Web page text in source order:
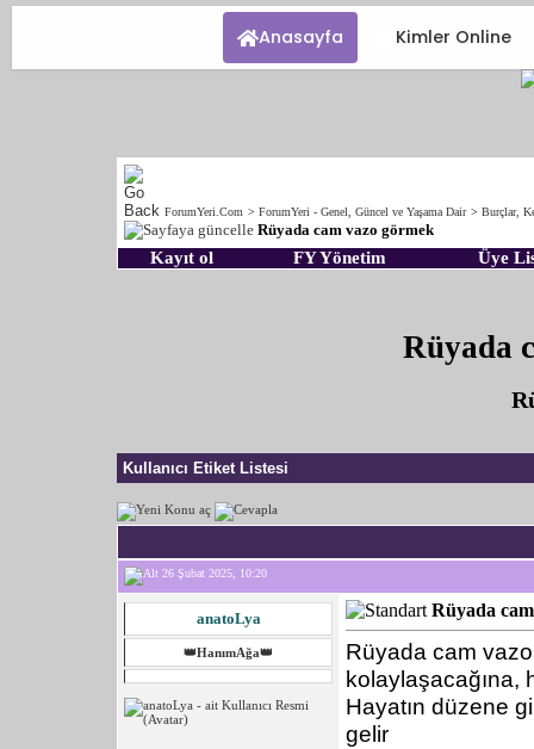
Anasayfa Kimler Online
ForumYeri.Com > ForumYeri - Genel, Güncel ve Yaşama Dair > Burçlar,
Rüyada cam vazo görmek
Kayıt ol FY Yönetim Üye
Rüyada
Kullanıcı Etiket Listesi
26 Şubat 2025, 10:20
anatoLya
👑HanımAğa👑
Rüyada
Rüyada cam
kolaylaşacağına,
Hayatın düzene
gelir